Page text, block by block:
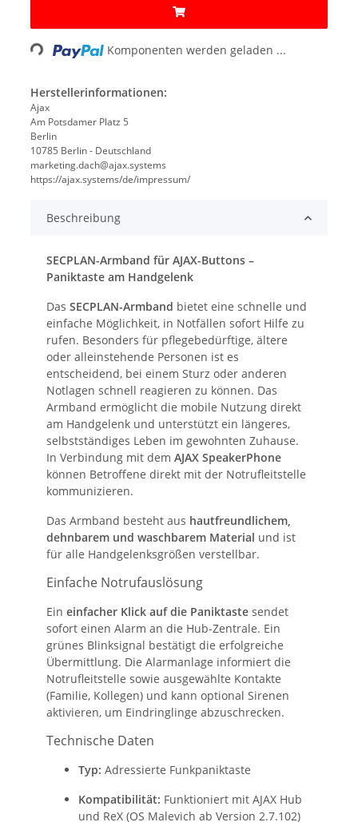
Loading... Komponenten werden geladen ...
Herstellerinformationen:
Ajax
Am Potsdamer Platz 5
Berlin
10785 Berlin - Deutschland
marketing.dach@ajax.systems
https://ajax.systems/de/impressum/
Beschreibung
SECPLAN-Armband für AJAX-Buttons –
Paniktaste am Handgelenk
DasSECPLAN-Armband bietet eine schnelle und
einfache Möglichkeit, in Notfällen sofort Hilfe zu
rufen. Besonders für pflegebedürftige, ältere
oder alleinstehende Personen ist es
entscheidend, bei einem Sturz oder anderen
Notlagen schnell reagieren zu können. Das
Armband ermöglicht die mobile Nutzung direkt
am Handgelenk und unterstützt ein längeres,
selbstständiges Leben im gewohnten Zuhause.
In Verbindung mit demAJAX SpeakerPhone
können Betroffene direkt mit der Notrufleitstelle
kommunizieren.
Das Armband besteht aus hautfreundlichem,
dehnbarem und waschbarem Material und ist
für alle Handgelenksgrößen verstellbar.
Einfache Notrufauslösung
Eineinfacher Klick auf die Paniktaste sendet
sofort einen Alarm an die Hub-Zentrale. Ein
grünes Blinksignal bestätigt die erfolgreiche
Übermittlung. Die Alarmanlage informiert die
Notrufleitstelle sowie ausgewählte Kontakte
(Familie, Kollegen) und kann optional Sirenen
aktivieren, um Eindringlinge abzuschrecken.
Technische Daten
Typ: Adressierte Funkpaniktaste
Kompatibilität: Funktioniert mit AJAX Hub
und ReX (OS Malevich ab Version 2.7.102)